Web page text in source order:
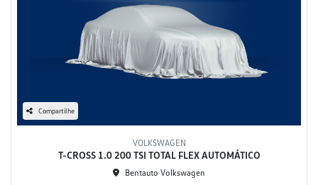
Compartilhe
VOLKSWAGEN
T-CROSS 1.0 200 TSI TOTAL FLEX AUTOMÁTICO
Bentauto Volkswagen